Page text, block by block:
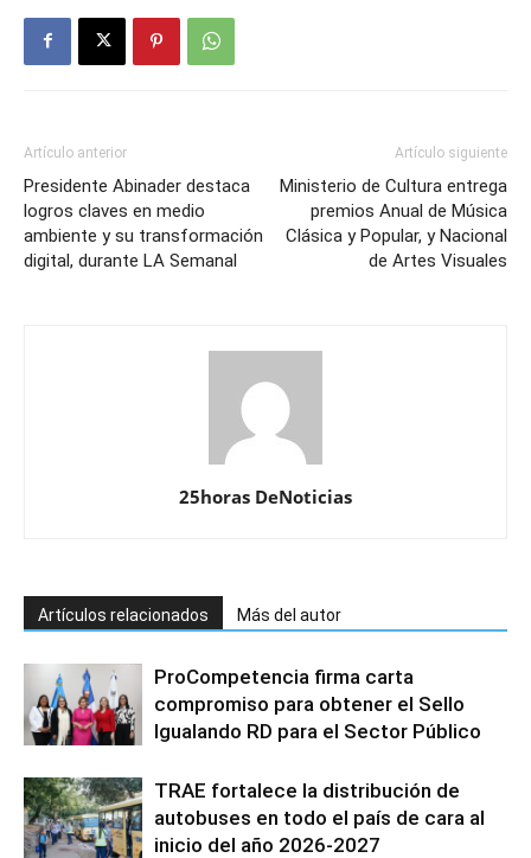
Artículo anterior
Presidente Abinader destaca
logros claves en medio
ambiente y su transformación
digital, durante LA Semanal
Artículo siguiente
Ministerio de Cultura entrega
premios Anual de Música
Clásica y Popular, y Nacional
de Artes Visuales
25horas DeNoticias
Artículos relacionados Más del autor
ProCompetencia firma carta
compromiso para obtener el Sello
Igualando RD para el Sector Público
TRAE fortalece la distribución de
autobuses en todo el país de cara al
inicio del año 2026-2027